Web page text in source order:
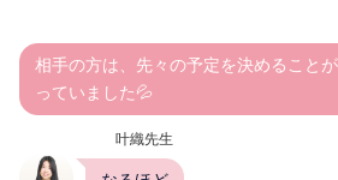
相手の方は、先々の予定を決めること
っていました💦
叶織先生